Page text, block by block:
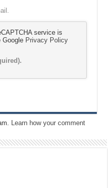
service is
Google Privacy Policy
Learn how your comment